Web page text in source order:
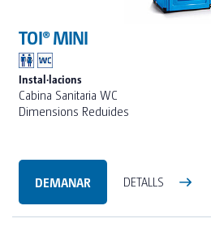
TOI® MINI
Instal·lacions
Cabina Sanitaria WC
Dimensions Reduides
DEMANAR DETALLS